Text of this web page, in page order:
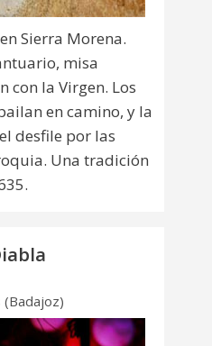
Sierra Morena.
misa
con la Virgen. Los
en camino, y la
desfile por las
Una tradición